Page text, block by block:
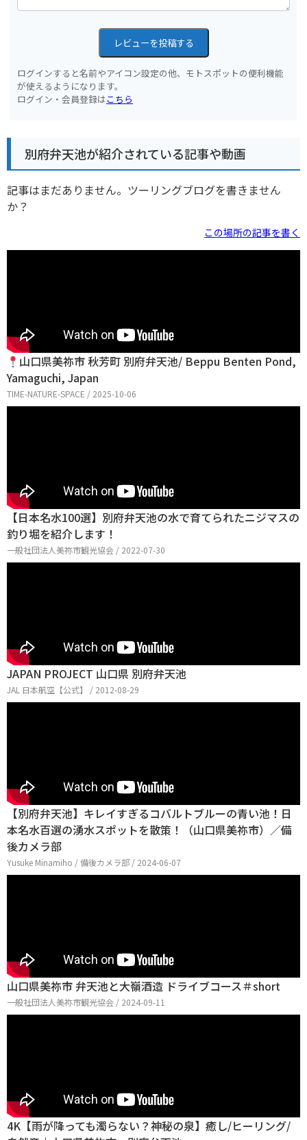
レビューを投稿する
ログインすると名前やアイコン設定の他、モトスポットの便利機能
が使えるようになります。
ログイン・会員登録はこちら
別府弁天池が紹介されている記事や動画
記事はまだありません。ツーリングブログを書きません
か？
この場所の記事を書く
山口県美祢市 秋芳町 別府弁天池/ Beppu Benten Pond,
Yamaguchi, Japan
TIME-NATURE-SPACE / 2025-10-06
【日本名水100選】別府弁天池の水で育てられたニジマスの
釣り堀を紹介します！
一般社団法人美祢市観光協会 / 2022-07-30
JAPAN PROJECT 山口県 別府弁天池
JAL 日本航空【公式】 / 2012-08-29
【別府弁天池】キレイすぎるコバルトブルーの青い池！日
本名水百選の湧水スポットを散策！（山口県美祢市）／備
後カメラ部
Yusuke Minamiho / 備後カメラ部 / 2024-06-07
山口県美祢市 弁天池と大嶺酒造 ドライブコース＃short
一般社団法人美祢市観光協会 / 2024-09-11
4K【雨が降っても濁らない？神秘の泉】癒し/ヒーリング/